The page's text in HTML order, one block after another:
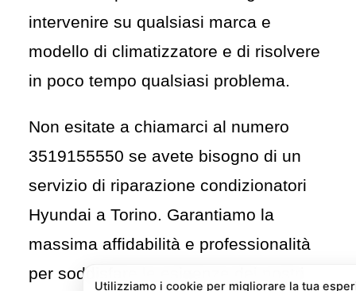
intervenire su qualsiasi marca e
modello di climatizzatore e di risolvere
in poco tempo qualsiasi problema.
Non esitate a chiamarci al numero
3519155550 se avete bisogno di un
servizio di riparazione condizionatori
Hyundai a Torino. Garantiamo la
massima affidabilità e professionalità
per soddisfare le esigenze dei nostri